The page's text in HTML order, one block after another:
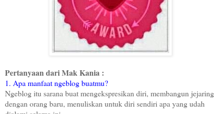
Pertanyaan dari Mak Kania :
1. Apa manfaat ngeblog buatmu?
Ngeblog itu sarana buat mengekspresikan diri, membangun jejaring
dengan orang baru, menuliskan untuk diri sendiri apa yang udah